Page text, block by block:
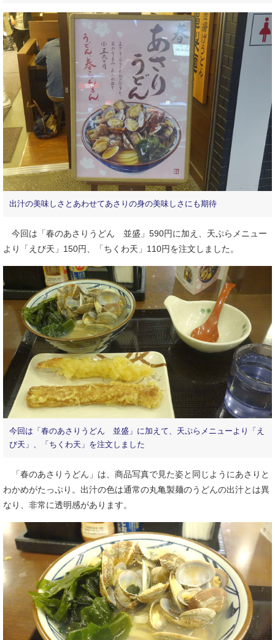
出汁の美味しさとあわせてあさりの身の美味しさにも期待
今回は「春のあさりうどん 並盛」590円に加え、天ぷらメニュー
より「えび天」150円、「ちくわ天」110円を注文しました。
今回は「春のあさりうどん 並盛」に加えて、天ぷらメニューより「え
び天」、「ちくわ天」を注文しました
「春のあさりうどん」は、商品写真で見た姿と同じようにあさりと
わかめがたっぷり。出汁の色は通常の丸亀製麺のうどんの出汁とは異
なり、非常に透明感があります。